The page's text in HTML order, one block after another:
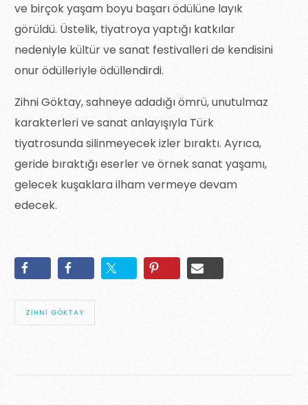
ve birçok yaşam boyu başarı ödülüne layık
görüldü. Üstelik, tiyatroya yaptığı katkılar
nedeniyle kültür ve sanat festivalleri de kendisini
onur ödülleriyle ödüllendirdi.
Zihni Göktay, sahneye adadığı ömrü, unutulmaz
karakterleri ve sanat anlayışıyla Türk
tiyatrosunda silinmeyecek izler bıraktı. Ayrıca,
geride bıraktığı eserler ve örnek sanat yaşamı,
gelecek kuşaklara ilham vermeye devam
edecek.
ZIHNI GÖKTAY